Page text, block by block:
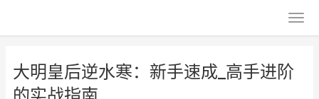
大明皇后逆水寒：新手速成_高手进阶